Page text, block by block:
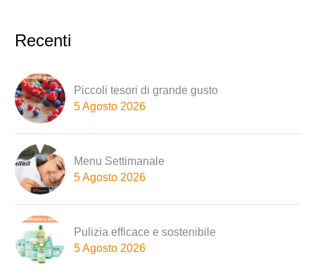
Recenti
Piccoli tesori di grande gusto
5 Agosto 2026
Menu Settimanale
5 Agosto 2026
Pulizia efficace e sostenibile
5 Agosto 2026